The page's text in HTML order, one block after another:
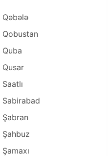
Qəbələ
Qobustan
Quba
Qusar
Saatlı
Sabirabad
Şabran
Şahbuz
Şamaxı